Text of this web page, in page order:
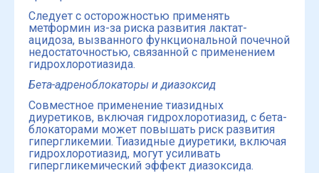
Следует с осторожностью применять
метформин из-за риска развития лактат-
ацидоза, вызванного функциональной почечной
недостаточностью, связанной с применением
гидрохлоротиазида.
Бета-адреноблокаторы и диазоксид
Совместное применение тиазидных
диуретиков, включая гидрохлоротиазид, с бета-
блокаторами может повышать риск развития
гипергликемии. Тиазидные диуретики, включая
гидрохлоротиазид, могут усиливать
гипергликемический эффект диазоксида.